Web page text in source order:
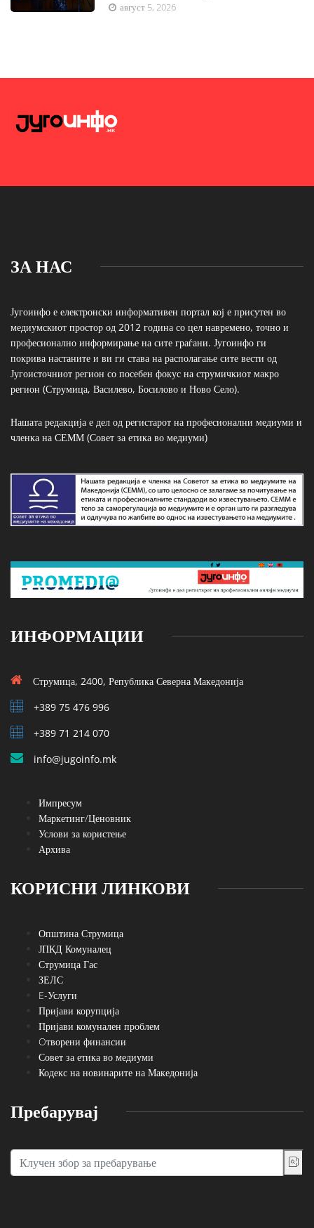
август 5, 2026
ЗА НАС
Југоинфо е електронски информативен портал кој е присутен во
медиумскиот простор од 2012 година со цел навремено, точно и
професионално информирање на сите граѓани. Југоинфо ги
покрива настаните и ви ги става на располагање сите вести од
Југоисточниот регион со посебен фокус на струмичкиот макро
регион (Струмица, Василево, Босилово и Ново Село).
Нашата редакција е дел од регистарот на професионални медиуми и
членка на СЕММ (Совет за етика во медиуми)
ИНФОРМАЦИИ
Струмица, 2400, Република Северна Македонија
+389 75 476 996
+389 71 214 070
info@jugoinfo.mk
Импресум
Маркетинг/Ценовник
Услови за користење
Архива
КОРИСНИ ЛИНКОВИ
Општина Струмица
ЈПКД Комуналец
Струмица Гас
ЗЕЛС
E-Услуги
Пријави корупција
Пријави комунален проблем
Oтворени финансии
Совет за етика во медиуми
Кодекс на новинарите на Македонија
Пребарувај